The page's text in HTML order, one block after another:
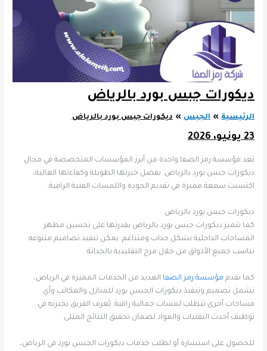
ديكورات جبس بورد بالرياض
الرئيسية الجبس ديكورات جبس بورد بالرياض
23 يونيو، 2026
تعد مؤسسة رمز الصفا واحدة من أبرز المؤسسات المتخصصة في مجال
ديكورات جبس بورد بالرياض. بفضل خبرتها الطويلة وكفاءتها العالية،
اكتسبت سمعة مميزة في تقديم الجودة واللمسات الفنية الراقية.
ديكورات جبس بورد بالرياض
كما تتميز ديكورات جبس بورد بالرياض بقدرتها على تحسين مظهر
المساحات الداخلية بشكل جذاب ومتناغم. يمكن تنفيذ تصاميم متنوعة
تناسب جميع الأذواق من خلال مزج التقليدية بالحداثة.
كما تقدم مؤسسة رمز الصفا العديد من الخدمات المميزة في الرياض،
تشمل تصميم وتنفيذ ديكورات الجبس بورد للمنازل والمكاتب وأي
مساحات أخرى تتطلب لمسات جمالية راقية. يُعرف الفريق بخبرته في
توظيف أحدث التقنيات والمواد لضمان تحقيق النتائج المثلى.
للحصول على استشارة أو لطلب خدمات ديكورات الجبس بورد في الرياض،